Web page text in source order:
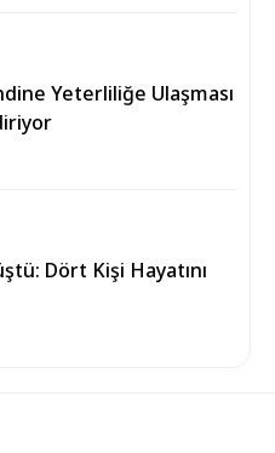
Yeterliliğe Ulaşması
Dört Kişi Hayatını